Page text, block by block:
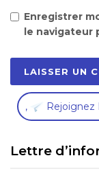
Enregistrer
le navigateur
, Rejoignez
Lettre